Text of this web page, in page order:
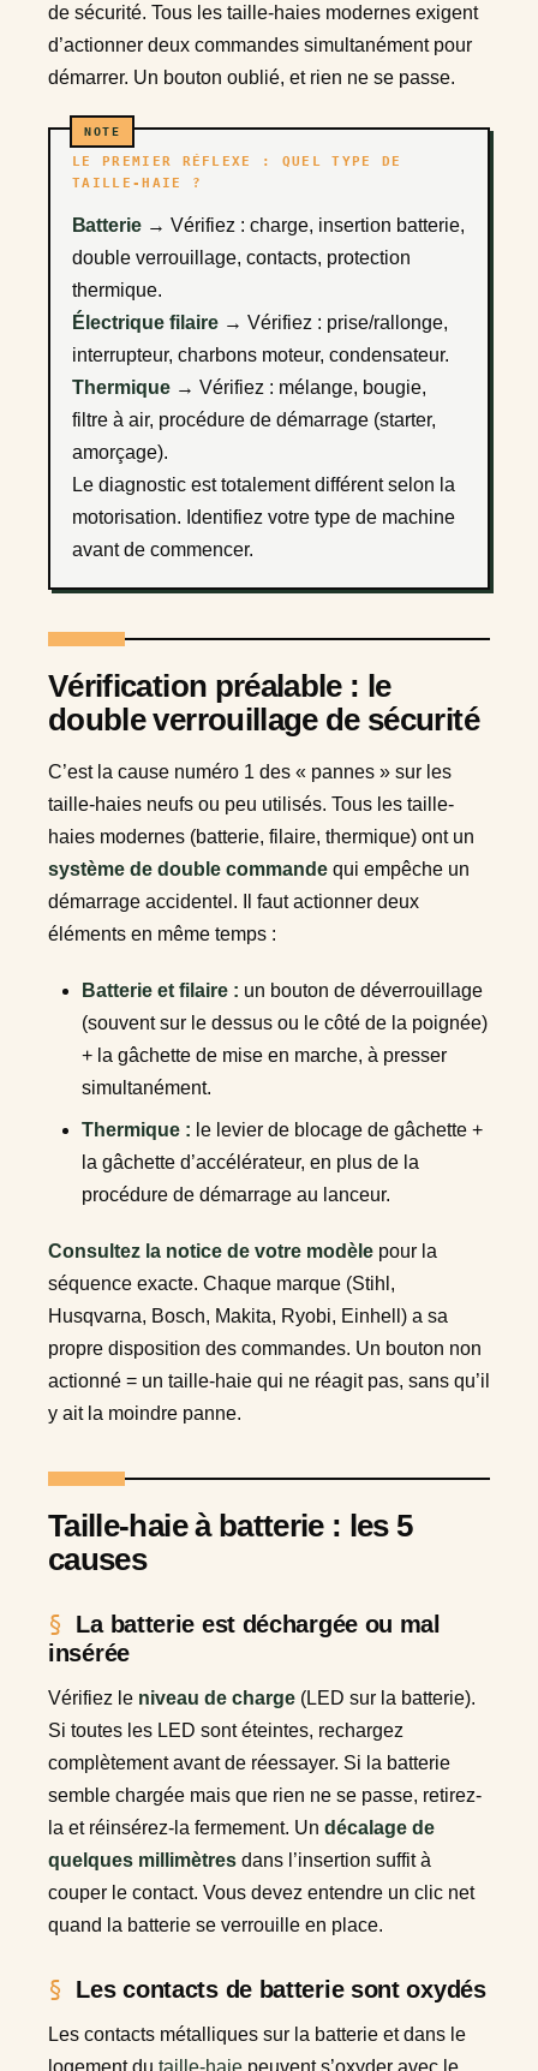
de sécurité. Tous les taille-haies modernes exigent
d’actionner deux commandes simultanément pour
démarrer. Un bouton oublié, et rien ne se passe.
LE PREMIER RÉFLEXE : QUEL TYPE DE
TAILLE-HAIE ?
Batterie → Vérifiez : charge, insertion batterie,
double verrouillage, contacts, protection
thermique.
Électrique filaire → Vérifiez : prise/rallonge,
interrupteur, charbons moteur, condensateur.
Thermique → Vérifiez : mélange, bougie,
filtre à air, procédure de démarrage (starter,
amorçage).
Le diagnostic est totalement différent selon la
motorisation. Identifiez votre type de machine
avant de commencer.
Vérification préalable : le
double verrouillage de sécurité
C’est la cause numéro 1 des « pannes » sur les
taille-haies neufs ou peu utilisés. Tous les taille-
haies modernes (batterie, filaire, thermique) ont un
système de double commande qui empêche un
démarrage accidentel. Il faut actionner deux
éléments en même temps :
Batterie et filaire : un bouton de déverrouillage
(souvent sur le dessus ou le côté de la poignée)
+ la gâchette de mise en marche, à presser
simultanément.
Thermique : le levier de blocage de gâchette +
la gâchette d’accélérateur, en plus de la
procédure de démarrage au lanceur.
Consultez la notice de votre modèle pour la
séquence exacte. Chaque marque (Stihl,
Husqvarna, Bosch, Makita, Ryobi, Einhell) a sa
propre disposition des commandes. Un bouton non
actionné = un taille-haie qui ne réagit pas, sans qu’il
y ait la moindre panne.
Taille-haie à batterie : les 5
causes
La batterie est déchargée ou mal
insérée
Vérifiez le niveau de charge (LED sur la batterie).
Si toutes les LED sont éteintes, rechargez
complètement avant de réessayer. Si la batterie
semble chargée mais que rien ne se passe, retirez-
la et réinsérez-la fermement. Un décalage de
quelques millimètres dans l’insertion suffit à
couper le contact. Vous devez entendre un clic net
quand la batterie se verrouille en place.
Les contacts de batterie sont oxydés
Les contacts métalliques sur la batterie et dans le
logement du taille-haie peuvent s’oxyder avec le